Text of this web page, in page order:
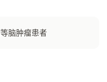
脑肿瘤患者